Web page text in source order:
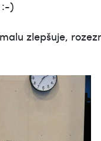
:-)
zlepšuje,